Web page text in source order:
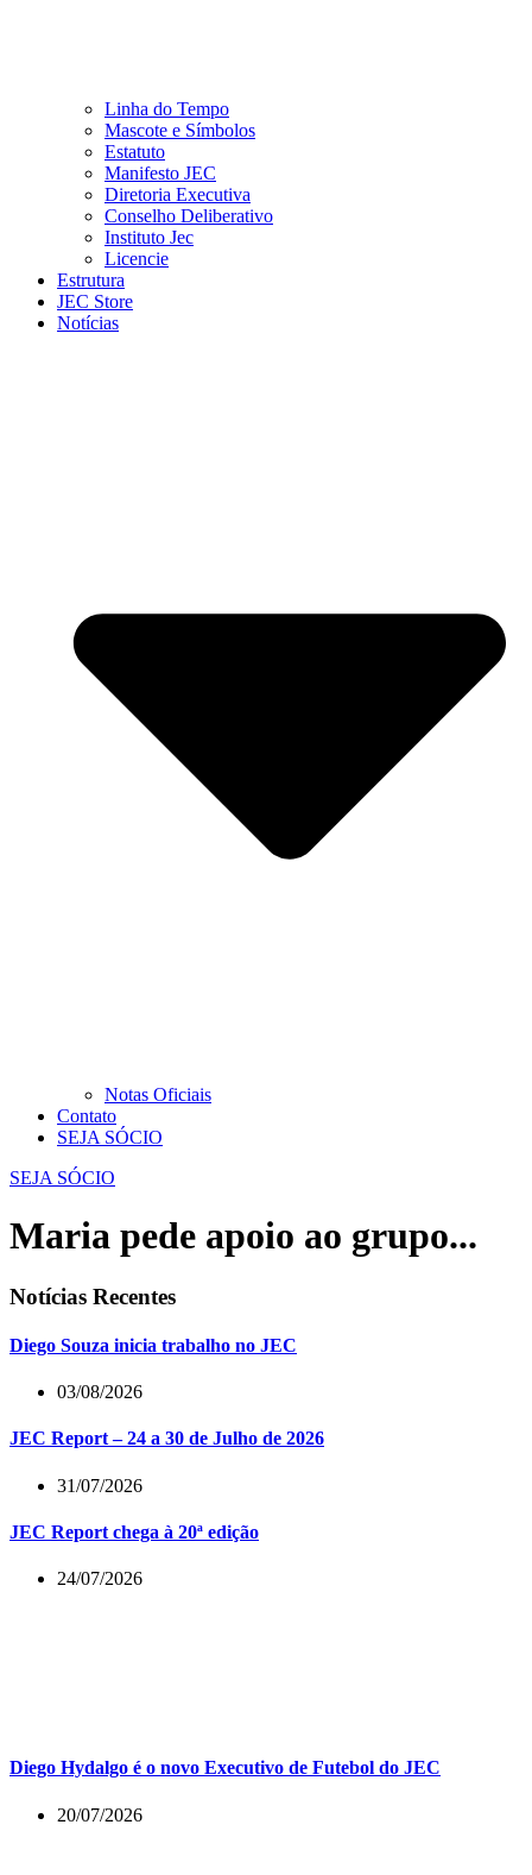
Linha do Tempo
Mascote e Símbolos
Estatuto
Manifesto JEC
Diretoria Executiva
Conselho Deliberativo
Instituto Jec
Licencie
Estrutura
JEC Store
Notícias
Notas Oficiais
Contato
SEJA SÓCIO
SEJA SÓCIO
Maria pede apoio ao grupo...
Notícias Recentes
Diego Souza inicia trabalho no JEC
03/08/2026
JEC Report – 24 a 30 de Julho de 2026
31/07/2026
JEC Report chega à 20ª edição
24/07/2026
Diego Hydalgo é o novo Executivo de Futebol do JEC
20/07/2026